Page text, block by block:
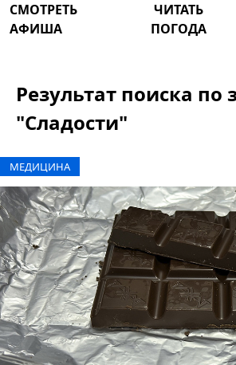
СМОТРЕТЬ ЧИТАТЬ
АФИША
ПОГОДА
Результат поиска по
"Сладости"
МЕДИЦИНА